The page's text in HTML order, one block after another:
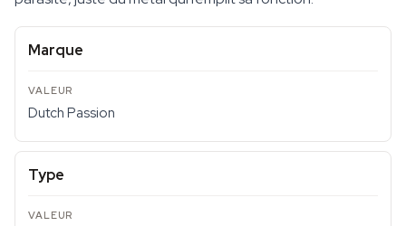
Marque
Dutch Passion
Type